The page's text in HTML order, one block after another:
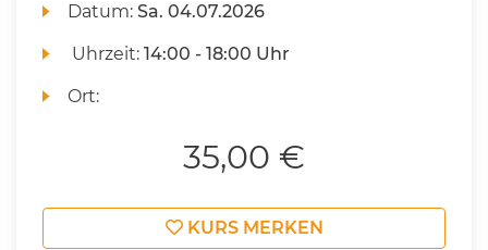
Datum:Sa. 04.07.2026
Uhrzeit:14:00 - 18:00 Uhr
Ort:
35,00 €
KURS MERKEN